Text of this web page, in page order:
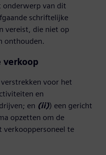
onderwerp van dit
schriftelijke
vereist, die niet op
onthouden.
verkoop
voor het
en
en (ii)) een gericht
opzetten om de
verkooppersoneel te